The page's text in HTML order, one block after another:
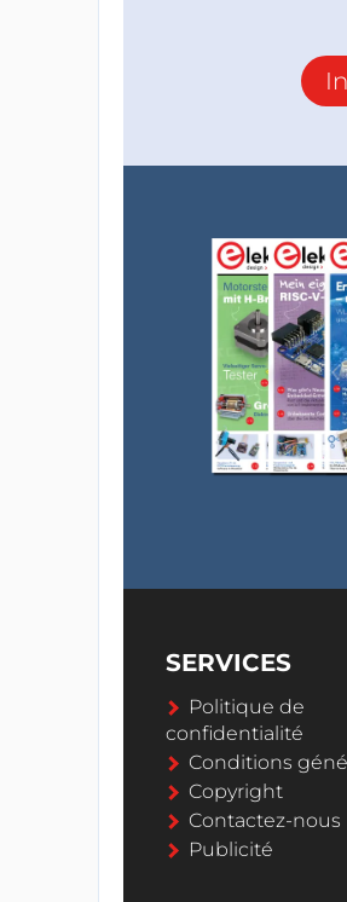
SERVICES
Politique de
confidentialité
Conditions
Copyright
Contactez-nous
Publicité